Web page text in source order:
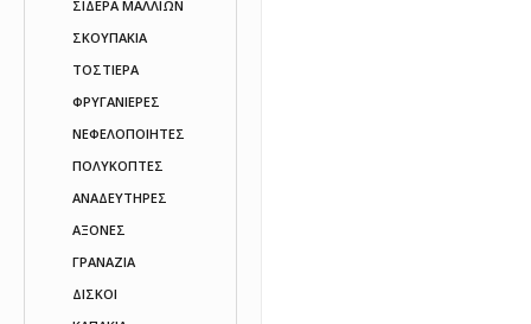
ΣΙΔΕΡΑ ΜΑΛΛΙΩΝ
ΣΚΟΥΠΑΚΙΑ
ΤΟΣΤΙΕΡΑ
ΦΡΥΓΑΝΙΕΡΕΣ
ΝΕΦΕΛΟΠΟΙΗΤΕΣ
ΠΟΛΥΚΟΠΤΕΣ
ΑΝΑΔΕΥΤΗΡΕΣ
ΑΞΟΝΕΣ
ΓΡΑΝΑΖΙΑ
ΔΙΣΚΟΙ